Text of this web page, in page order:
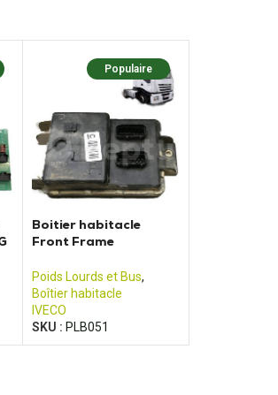
Populaire
Boitier habitacle
Front Frame
41221002
Poids Lourds et Bus,
Boîtier habitacle
IVECO
SKU : PLB051